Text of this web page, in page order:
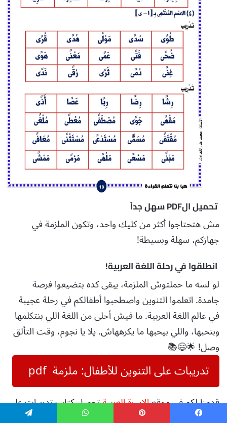
تحميل الPDF سهل جداً
مش هتحتاجوا أكثر من كليك واحد، وتكون الملزمة في
جهازكم، سهلة وبسيطة!
انطلقوا في رحلة اللغة العربية!
لو لسه ما حملتوش الملزمة، يبقى كده بتضيعوا فرصة
جامدة. اتعلموا التنوين واصطحبوا أطفالكم في رحلة عجيبة
في عالم اللغة العربية. ما فيش أحلى من اللغة اللي بنتكلمها
وبنحبها، واللي بيحبها ما يكرههاش. يلا يا نجوم، وقت التألق
وصل! 🌟😄📚
تدريبات على التنوين للأطفال: ملزمة pdf
قدمنا لكم في موقعالاسرة العربيةتحميل كتاب تدريبات على
التنوين للأطفال: ملزمة PDF للطباعة والاستخدام في تعليم